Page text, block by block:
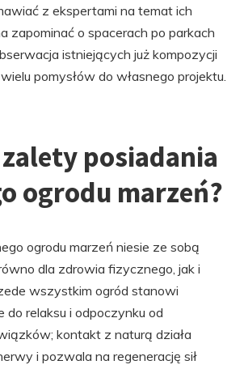
z ekspertami na temat ich
zapominać o spacerach po parkach
istniejących już kompozycji
pomysłów do własnego projektu.
posiadania
ogrodu marzeń?
ogrodu marzeń niesie ze sobą
dla zdrowia fizycznego, jak i
wszystkim ogród stanowi
do relaksu i odpoczynku od
kontakt z naturą działa
i pozwala na regenerację sił